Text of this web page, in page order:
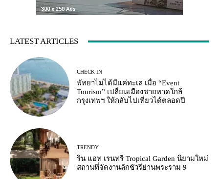
LATEST ARTICLES
CHECK IN
พัทยาไม่ได้มีแค่ทะเล เมื่อ “Event
Tourism” เปลี่ยนเมืองชายหาดใกล้
กรุงเทพฯ ให้กลับไปเที่ยวได้ตลอดปี
TRENDY
ริน แอท เรนทรี Tropical Garden นิยามใหม่
สถานที่จัดงานลักชัวรีย่านพระราม 9